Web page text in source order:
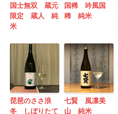
国士無双 蔵元
限定 蔵人 純
米
国稀 吟風国
稀 純米
琵琶のささ浪
冬 しぼりたて
七賢 風凛美
山 純米